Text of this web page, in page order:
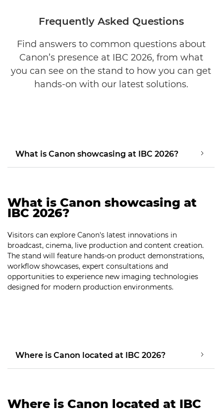
Frequently Asked Questions
Find answers to common questions about
Canon’s presence at IBC 2026, from what
you can see on the stand to how you can get
hands-on with our latest solutions.
What is Canon showcasing at IBC 2026?
What is Canon showcasing at
IBC 2026?
Visitors can explore Canon's latest innovations in
broadcast, cinema, live production and content creation.
The stand will feature hands-on product demonstrations,
workflow showcases, expert consultations and
opportunities to experience new imaging technologies
designed for modern production environments.
Where is Canon located at IBC 2026?
Where is Canon located at IBC